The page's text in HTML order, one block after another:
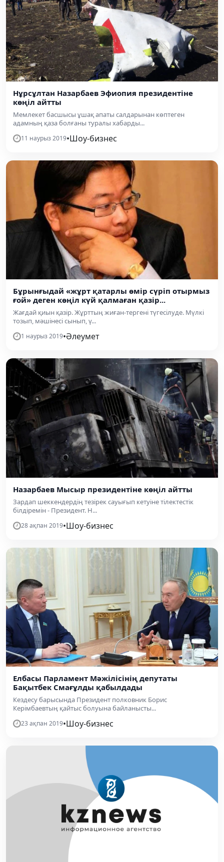
Нұрсұлтан Назарбаев Эфиопия президентіне
көңіл айтты
Мемлекет басшысы ұшақ апаты салдарынан көптеген
адамның қаза болғаны туралы хабарды...
11 наурыз 2019•Шоу-бизнес
Бұрынғыдай «жұрт қатарлы өмір сүріп отырмыз
ғой» деген көңіл күй қалмаған қазір...
Жағдай қиын қазір. Жұрттың жиған-тергені түгесілуде. Мүлкі
тозып, мәшінесі сынып, ү...
1 наурыз 2019•Әлеумет
Назарбаев Мысыр президентіне көңіл айтты
Зардап шеккендердің тезірек сауығып кетуіне тілектестік
білдіремін - Президент. Н...
28 ақпан 2019•Шоу-бизнес
Елбасы Парламент Мәжілісінің депутаты
Бақытбек Смағұлды қабылдады
Кездесу барысында Президент полковник Борис
Керімбаевтың қайтыс болуына байланысты...
23 ақпан 2019•Шоу-бизнес